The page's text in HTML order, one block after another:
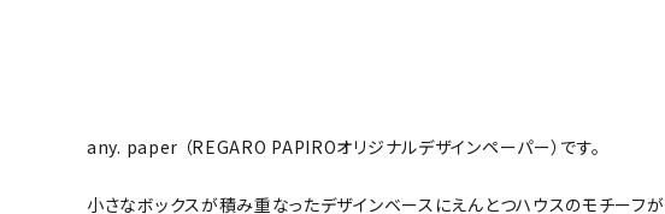
any. paper （REGARO PAPIROオリジナルデザインペーパー）です。
小さなボックスが積み重なったデザインベースにえんとつハウスのモチーフが